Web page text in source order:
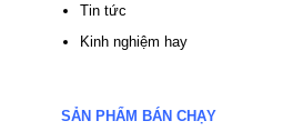
Tin tức
Kinh nghiệm hay
SẢN PHẨM BÁN CHẠY